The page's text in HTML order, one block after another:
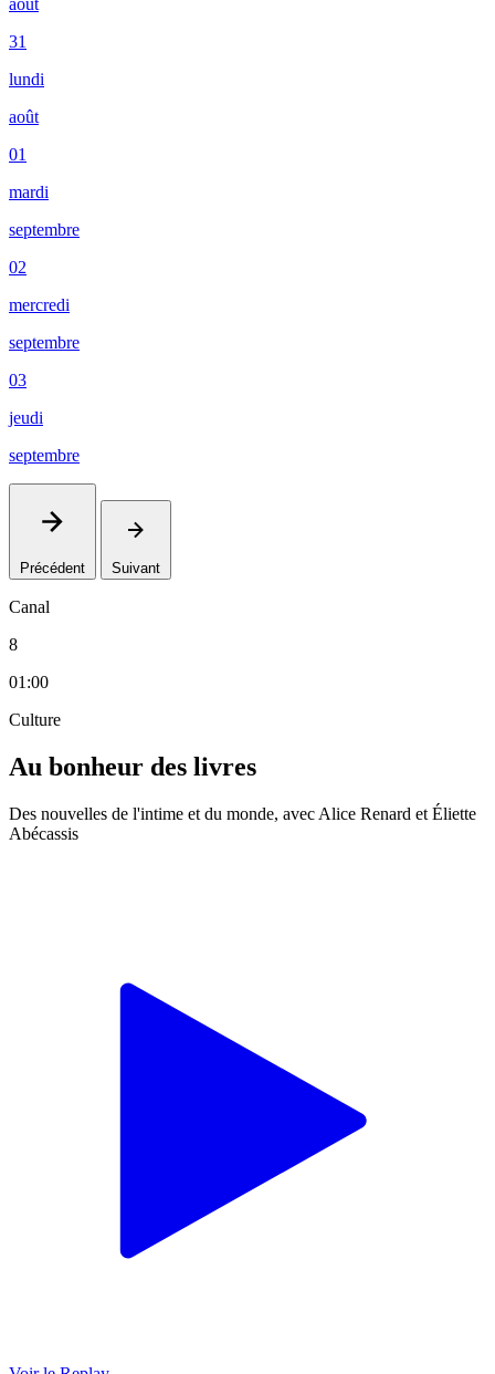
août
31
lundi
août
01
mardi
septembre
02
mercredi
septembre
03
jeudi
septembre
Précédent Suivant
Canal
8
01:00
Culture
Au bonheur des livres
Des nouvelles de l'intime et du monde, avec Alice Renard et Éliette
Abécassis